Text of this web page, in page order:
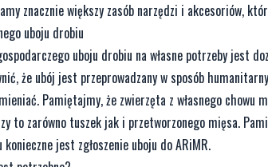
znacznie większy zasób narzędzi i akcesoriów,
uboju drobiu
uboju drobiu na własne potrzeby jest
że ubój jest przeprowadzany w sposób
Pamiętajmy, że zwierzęta z własnego chowu
to zarówno tuszek jak i przetworzonego mięsa.
jest zgłoszenie uboju do ARiMR.